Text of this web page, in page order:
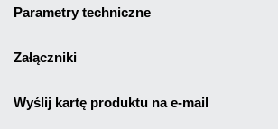
parametry techniczne
załączniki
wyślij kartę produktu na e-mail